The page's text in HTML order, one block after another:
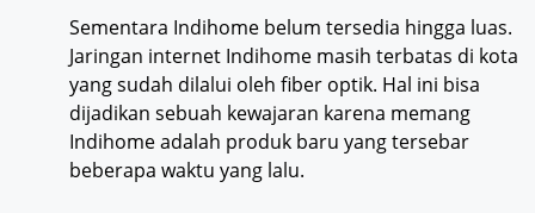
Sementara Indihome belum tersedia hingga luas.
Jaringan internet Indihome masih terbatas di kota
yang sudah dilalui oleh fiber optik. Hal ini bisa
dijadikan sebuah kewajaran karena memang
Indihome adalah produk baru yang tersebar
beberapa waktu yang lalu.